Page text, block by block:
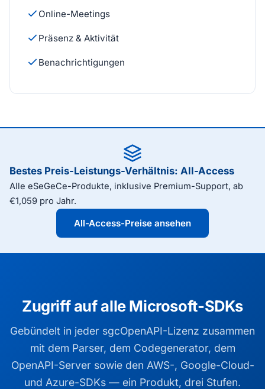
Online-Meetings
Präsenz & Aktivität
Benachrichtigungen
Bestes Preis-Leistungs-Verhältnis: All-Access
Alle eSeGeCe-Produkte, inklusive Premium-Support, ab
€1,059 pro Jahr.
All-Access-Preise ansehen
Zugriff auf alle Microsoft-SDKs
Gebündelt in jeder sgcOpenAPI-Lizenz zusammen
mit dem Parser, dem Codegenerator, dem
OpenAPI-Server sowie den AWS-, Google-Cloud-
und Azure-SDKs — ein Produkt, drei Stufen.